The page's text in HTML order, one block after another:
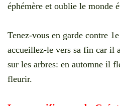
éphémère et oublie le monde
Tenez-vous en garde contre
accueillez-le vers sa fin car il
sur les arbres: en automne il
fleurir.